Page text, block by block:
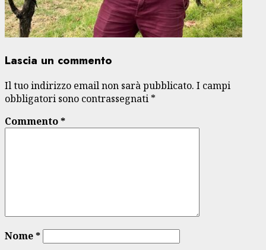
Lascia un commento
Il tuo indirizzo email non sarà pubblicato. I campi
obbligatori sono contrassegnati *
Commento*
Nome*